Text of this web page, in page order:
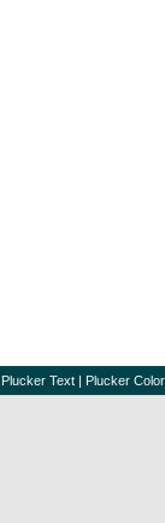
Plucker Text | Plucker Color